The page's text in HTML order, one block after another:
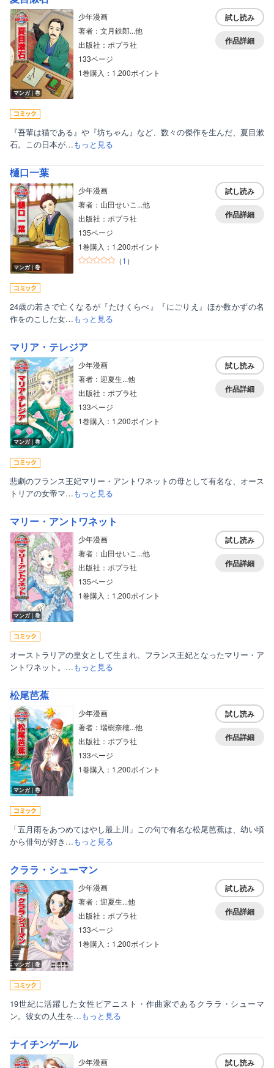
マンガ｜巻
少年漫画
著者：文月鉄郎...他
出版社：ポプラ社
133ページ
1巻購入：1,200ポイント
試し読み
作品詳細
『吾輩は猫である』や『坊ちゃん』など、数々の傑作を生んだ、夏目漱
石。この日本が…もっと見る
樋口一葉
マンガ｜巻
少年漫画
著者：山田せいこ...他
出版社：ポプラ社
135ページ
1巻購入：1,200ポイント
（1 ）
試し読み
作品詳細
24歳の若さで亡くなるが『たけくらべ』『にごりえ』ほか数かずの名
作をのこした女…もっと見る
マリア・テレジア
マンガ｜巻
少年漫画
著者：迎夏生...他
出版社：ポプラ社
133ページ
1巻購入：1,200ポイント
試し読み
作品詳細
悲劇のフランス王妃マリー・アントワネットの母として有名な、オース
トリアの女帝マ…もっと見る
マリー・アントワネット
マンガ｜巻
少年漫画
著者：山田せいこ...他
出版社：ポプラ社
135ページ
1巻購入：1,200ポイント
試し読み
作品詳細
オーストラリアの皇女として生まれ、フランス王妃となったマリー・ア
ントワネット。…もっと見る
松尾芭蕉
マンガ｜巻
少年漫画
著者：瑞樹奈穂...他
出版社：ポプラ社
133ページ
1巻購入：1,200ポイント
試し読み
作品詳細
「五月雨をあつめてはやし最上川」この句で有名な松尾芭蕉は、幼い頃
から俳句が好き…もっと見る
クララ・シューマン
マンガ｜巻
少年漫画
著者：迎夏生...他
出版社：ポプラ社
133ページ
1巻購入：1,200ポイント
試し読み
作品詳細
19世紀に活躍した女性ピアニスト・作曲家であるクララ・シューマ
ン。彼女の人生を…もっと見る
ナイチンゲール
少年漫画
試し読み
ボーイズラブ
美女・美少女
女性写真集